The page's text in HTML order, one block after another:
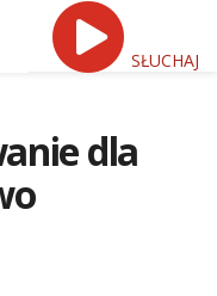
SŁUCHAJ
dla